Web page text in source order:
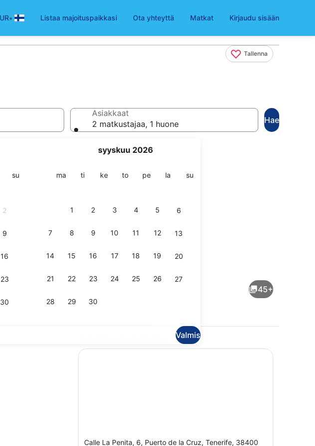
• Listaa majoituspaikkasi Ota yhteyttä Matkat Kirjaudu sisään
Tallenna
lauantai
susunnuntai
2
9
16
23
30
syyskuu 2026
mamaanantai
titiistaikekeskiviikko
totorstai
peperjantai
la lauantai
susunnuntai
1 2 3 4 5 6
7 8 9 10 11 12 13
14 15 16 17 18 19 20
21 22 23 24 25 26 27
28 29 30
Valmis
Asiakkaat
2 matkustajaa, 1 huone
Hae
ilmainen Wi-Fi, vuodevaatteet
Standard-studio | Pimennysverhot, silitysrauta/-lauta, ilmainen Wi-Fi,
Ulkopuoli
45+
Calle La Penita, 6, Puerto de la Cruz, Tenerife, 38400